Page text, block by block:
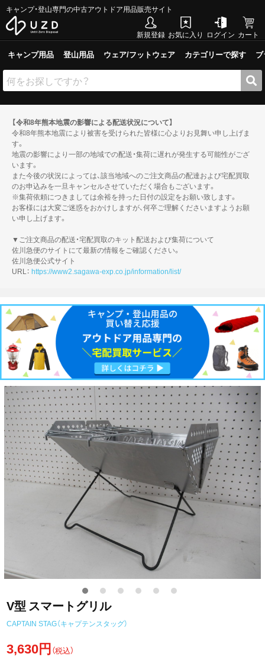
キャンプ・登山専門の中古アウトドア用品販売サイト
新規登録 お気に入り ログイン カート
キャンプ用品 登山用品 ウェア/フットウェア カテゴリーで探す
【令和8年熊本地震の影響による配送状況について】
令和8年熊本地震により被害を受けられた皆様に心よりお見舞い申し上げま
す。
地震の影響により一部の地域での配送・集荷に遅れが発生する可能性がござ
います。
また今後の状況によっては、該当地域へのご注文商品の配達および宅配買取
のお申込みを一旦キャンセルさせていただく場合もございます。
※集荷依頼につきましては余裕を持った日付の設定をお願い致します。
お客様には大変ご迷惑をおかけしますが、何卒ご理解くださいますようお願
い申し上げます。
▼ご注文商品の配送・宅配買取のキット配送および集荷について
佐川急便のサイトにて最新の情報をご確認ください。
佐川急便公式サイト
URL： https://www2.sagawa-exp.co.jp/information/list/
V型 スマートグリル
CAPTAIN STAG（キャプテンスタッグ）
3,630円（税込）